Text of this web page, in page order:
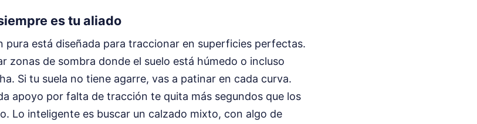
es tu aliado
pura está diseñada para traccionar en superficies perfectas.
zonas de sombra donde el suelo está húmedo o incluso
Si tu suela no tiene agarre, vas a patinar en cada curva.
apoyo por falta de tracción te quita más segundos que los
Lo inteligente es buscar un calzado mixto, con algo de